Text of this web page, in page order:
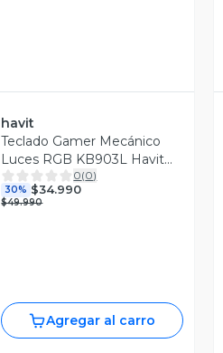
havit
Teclado Gamer Mecánico
Luces RGB KB903L Havit
Blanco
0(0)
30% $34.990
$49.990
Agregar al carro